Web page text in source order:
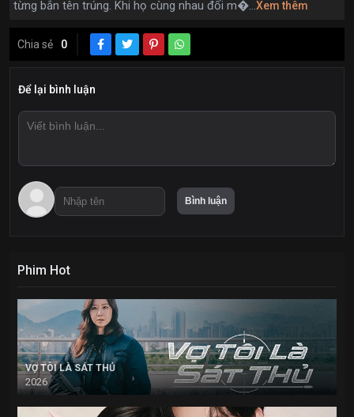
từng bắn tên trúng. Khi họ cùng nhau đối m�...Xem thêm
Chia sẻ 0
Để lại bình luận
Phim Hot
VỢ TÔI LÀ SÁT THỦ
2026